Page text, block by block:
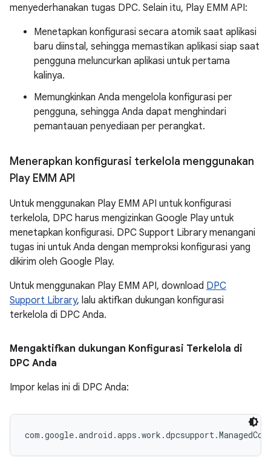
menyederhanakan tugas DPC. Selain itu, Play EMM API:
Menetapkan konfigurasi secara atomik saat aplikasi
baru diinstal, sehingga memastikan aplikasi siap saat
pengguna meluncurkan aplikasi untuk pertama
kalinya.
Memungkinkan Anda mengelola konfigurasi per
pengguna, sehingga Anda dapat menghindari
pemantauan penyediaan per perangkat.
Menerapkan konfigurasi terkelola menggunakan
Play EMM API
Untuk menggunakan Play EMM API untuk konfigurasi
terkelola, DPC harus mengizinkan Google Play untuk
menetapkan konfigurasi. DPC Support Library menangani
tugas ini untuk Anda dengan memproksi konfigurasi yang
dikirim oleh Google Play.
Untuk menggunakan Play EMM API, download DPC
Support Library, lalu aktifkan dukungan konfigurasi
terkelola di DPC Anda.
Mengaktifkan dukungan Konfigurasi Terkelola di
DPC Anda
Impor kelas ini di DPC Anda: